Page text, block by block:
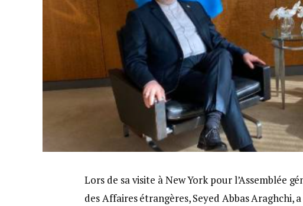
Lors de sa visite à New York pour l’Assemblée
des Affaires étrangères, Seyed Abbas Araghchi,